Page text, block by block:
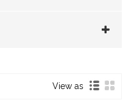
View as